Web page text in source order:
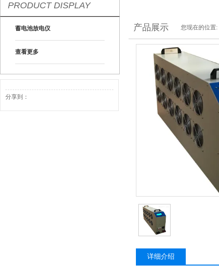
PRODUCT DISPLAY
蓄电池放电仪
查看更多
分享到：
产品展示 您现在的位置:
详细介绍